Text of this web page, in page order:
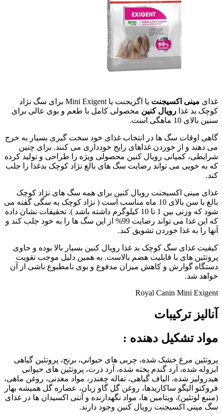
غذای مینی اکسیجنت
یا اگزیجنت یا Mini Exigent برای سگ نژاد
کوچک بد غذا رویال کنین محصولی کامل با طعم و بوی عالی برای
سنین بالای 10 ماهگی است.
گاهی اوقات سگ ها در انتخاب غذای خود سخت گیری بسیار به خرج
می دهند و از خوردن غذاهای رایج خودداری می کنند. برای چنین
شرایطی، کمپانی رویال کنین محصولی ویژه را طراحی و تولید کرده
که به خوبی می تواند رضایت سگ های بالغ نژاد کوچک بدغذا را جلب
کند.
غذای مینی اکسیجنت رویال کنین برای همه سگ های نژاد کوچک
بالغ با سن بالای 10 ماه مناسب است ( نژاد کوچک به سگی گفته می
شود که وزنی بین 1 تا 10 کیلوگرم داشته باشد ). تحقیقات نشان داده
که این غذا می تواند رضایت 99% از این سگ ها را به خود جلب کند و
آنها را به غذا خوردن تشویق کند.
کیفیت غذای سگ کوچک بد غذا رویال کنین بسیار بالا بوده و حاوی
پروتئین های با قابلیت هضم بالاست. به همین دلیل موجب تقویت
دستگاه گوارش و کاهش میزان مدفوع و بوی نامطبوع ناشی از آن
خواهد شد.
Royal Canin Mini Exigent
آنالیز ترکیبات
مواد تشکیل دهنده :
پروتئین مرغ خشک شده، چربی های حیوانی، برنج، پروتئین گیاهی
ایزوله شده، آرد گندم پخته شده، آرد ذرت، پروتئین های حیوانی
هیدرولیز شده، الیاف گیاهی، تفاله چغندر، مواد معدنی، روغن ماهی،
فروکتو الیگو ساکاریدها، روغن گل گاو زبان، عصاره گل همیشه بهار
(منبع لوتئین)، ویتامین ها، مواد نگهدارنده و آنتی اکسیدان ها در غذای
سگ مینی اکسیجنت رویال کنین وجود دارند.